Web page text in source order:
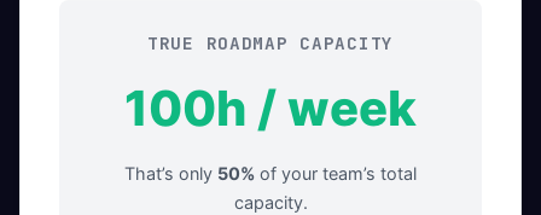
TRUE ROADMAP CAPACITY
100h / week
That’s only 50% of your team’s total
capacity.